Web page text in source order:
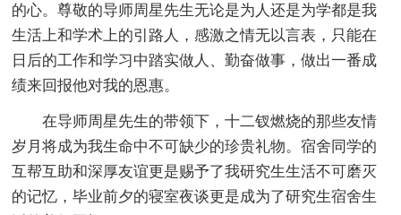
的心。尊敬的导师周星先生无论是为人还是为学都是我
生活上和学术上的引路人，感激之情无以言表，只能在
日后的工作和学习中踏实做人、勤奋做事，做出一番成
绩来回报他对我的恩惠。
在导师周星先生的带领下，十二钗燃烧的那些友情
岁月将成为我生命中不可缺少的珍贵礼物。宿舍同学的
互帮互助和深厚友谊更是赐予了我研究生生活不可磨灭
的记忆，毕业前夕的寝室夜谈更是成为了研究生宿舍生